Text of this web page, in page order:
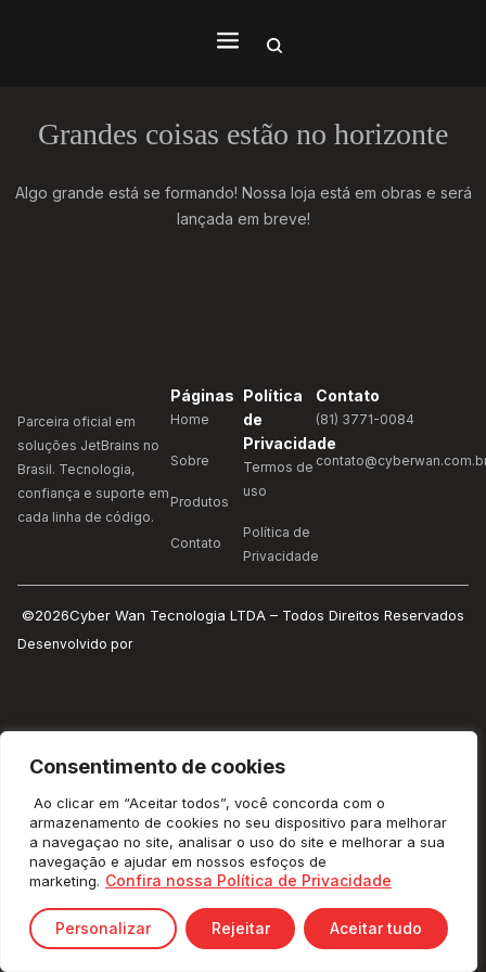
Consentimento de cookies
Ao clicar em “Aceitar todos”, você concorda com o
armazenamento de cookies no seu dispositivo para melhorar
a navegaçao no site, analisar o uso do site e melhorar a sua
navegação e ajudar em nossos esfoços de
marketing. Confira nossa Política de Privacidade
Personalizar Rejeitar Aceitar tudo
Grandes coisas estão no horizonte
Algo grande está se formando! Nossa loja está em obras e será
lançada em breve!
Parceira oficial em
soluções JetBrains no
Brasil. Tecnologia,
confiança e suporte em
cada linha de código.
Páginas
Home
Sobre
Produtos
Contato
Política
de
Privacidade
Termos de
uso
Política de
Privacidade
Contato
(81) 3771-0084
©2026Cyber Wan Tecnologia LTDA – Todos Direitos Reservados
Desenvolvido por